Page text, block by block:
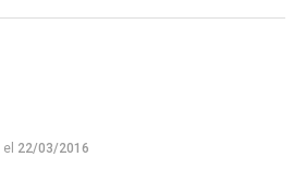
el 22/03/2016